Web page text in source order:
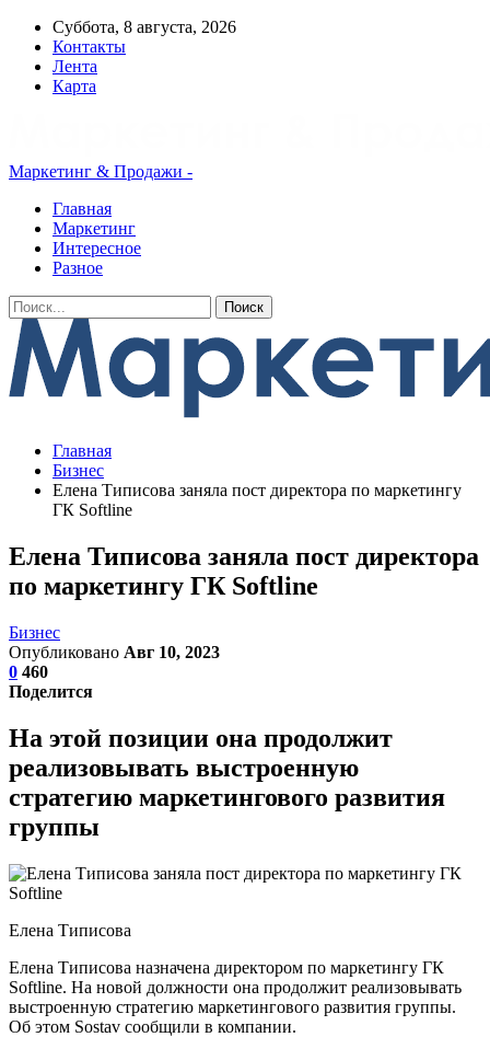
Суббота, 8 августа, 2026
Контакты
Лента
Карта
Маркетинг & Продажи -
Главная
Маркетинг
Интересное
Разное
Главная
Бизнес
Елена Типисова заняла пост директора по маркетингу
ГК Softline
Елена Типисова заняла пост директора
по маркетингу ГК Softline
Бизнес
Опубликовано Авг 10, 2023
0 460
Поделится
На этой позиции она продолжит
реализовывать выстроенную
стратегию маркетингового развития
группы
Елена Типисова
Елена Типисова назначена директором по маркетингу ГК
Softline. На новой должности она продолжит реализовывать
выстроенную стратегию маркетингового развития группы.
Об этом Sostav сообщили в компании.